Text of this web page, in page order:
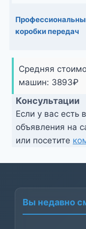
коробки передач
Средняя
машин: 3893₽
Консультации
Если у вас
объявления на
или посетите
Вы недавно